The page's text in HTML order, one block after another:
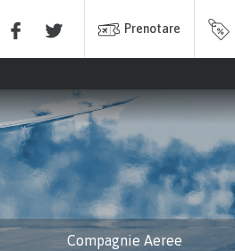
Prenotare
Compagnie Aeree